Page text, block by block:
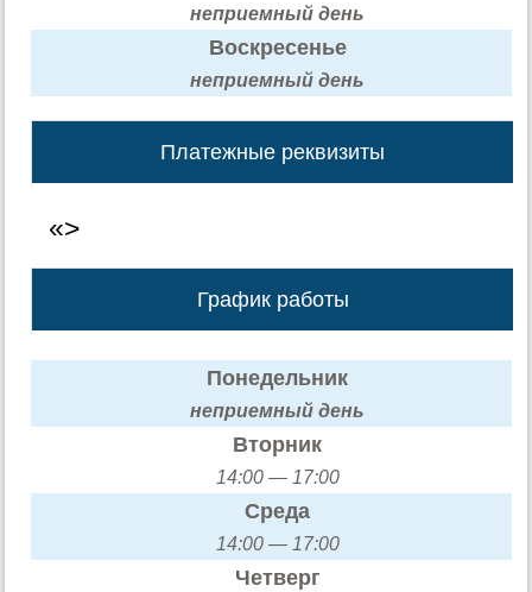
неприемный день
Воскресенье
неприемный день
Платежные реквизиты
«>
График работы
Понедельник
неприемный день
Вторник
14:00 — 17:00
Среда
14:00 — 17:00
Четверг